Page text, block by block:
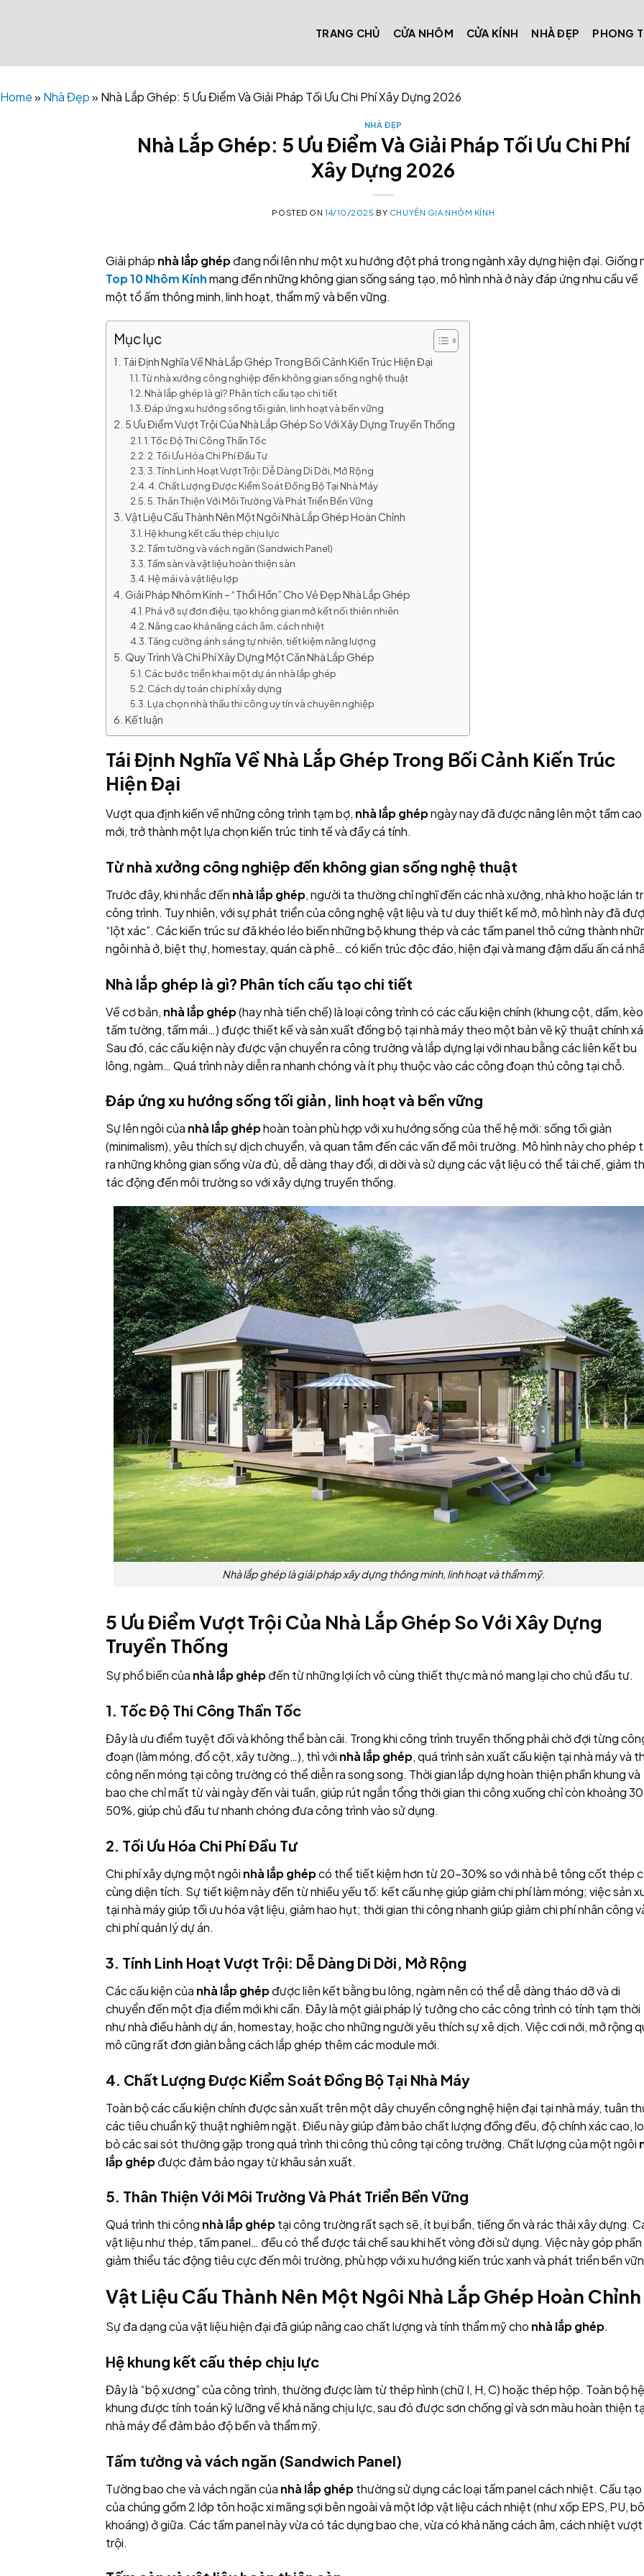
TRANG CHỦ CỬA NHÔM CỬA KÍNH NHÀ ĐẸP PHONG
Home» Nhà Đẹp» Nhà Lắp Ghép: 5 Ưu Điểm Và Giải Pháp Tối Ưu Chi Phí Xây Dựng 2026
NHÀ ĐẸP
Nhà Lắp Ghép: 5 Ưu Điểm Và Giải Pháp Tối Ưu Chi Phí
Xây Dựng 2026
POSTED ON14/10/2025 BY CHUYÊN GIA NHÔM KÍNH
Giải pháp nhà lắp ghépđang nổi lên như một xu hướng đột phá trong ngành xây dựng hiện đại. Giống
Top 10 Nhôm Kínhmang đến những không gian sống sáng tạo, mô hình nhà ở này đáp ứng nhu cầu về
một tổ ấm thông minh, linh hoạt, thẩm mỹ và bền vững.
Mục lục
Tái Định Nghĩa Về Nhà Lắp Ghép Trong Bối Cảnh Kiến Trúc Hiện Đại
Từ nhà xưởng công nghiệp đến không gian sống nghệ thuật
Nhà lắp ghép là gì? Phân tích cấu tạo chi tiết
Đáp ứng xu hướng sống tối giản, linh hoạt và bền vững
5 Ưu Điểm Vượt Trội Của Nhà Lắp Ghép So Với Xây Dựng Truyền Thống
1. Tốc Độ Thi Công Thần Tốc
2. Tối Ưu Hóa Chi Phí Đầu Tư
3. Tính Linh Hoạt Vượt Trội: Dễ Dàng Di Dời, Mở Rộng
4. Chất Lượng Được Kiểm Soát Đồng Bộ Tại Nhà Máy
5. Thân Thiện Với Môi Trường Và Phát Triển Bền Vững
Vật Liệu Cấu Thành Nên Một Ngôi Nhà Lắp Ghép Hoàn Chỉnh
Hệ khung kết cấu thép chịu lực
Tấm tường và vách ngăn (Sandwich Panel)
Tấm sàn và vật liệu hoàn thiện sàn
Hệ mái và vật liệu lợp
Giải Pháp Nhôm Kính – “Thổi Hồn” Cho Vẻ Đẹp Nhà Lắp Ghép
Phá vỡ sự đơn điệu, tạo không gian mở kết nối thiên nhiên
Nâng cao khả năng cách âm, cách nhiệt
Tăng cường ánh sáng tự nhiên, tiết kiệm năng lượng
Quy Trình Và Chi Phí Xây Dựng Một Căn Nhà Lắp Ghép
Các bước triển khai một dự án nhà lắp ghép
Cách dự toán chi phí xây dựng
Lựa chọn nhà thầu thi công uy tín và chuyên nghiệp
Kết luận
Tái Định Nghĩa Về Nhà Lắp Ghép Trong Bối Cảnh Kiến Trúc
Hiện Đại
Vượt qua định kiến về những công trình tạm bợ, nhà lắp ghépngày nay đã được nâng lên một tầm cao
mới, trở thành một lựa chọn kiến trúc tinh tế và đầy cá tính.
Từ nhà xưởng công nghiệp đến không gian sống nghệ thuật
Trước đây, khi nhắc đến nhà lắp ghép, người ta thường chỉ nghĩ đến các nhà xưởng, nhà kho hoặc lán
công trình. Tuy nhiên, với sự phát triển của công nghệ vật liệu và tư duy thiết kế mở, mô hình này đã
“lột xác”. Các kiến trúc sư đã khéo léo biến những bộ khung thép và các tấm panel thô cứng thành
ngôi nhà ở, biệt thự, homestay, quán cà phê… có kiến trúc độc đáo, hiện đại và mang đậm dấu ấn cá
Nhà lắp ghép là gì? Phân tích cấu tạo chi tiết
Về cơ bản, nhà lắp ghép(hay nhà tiền chế) là loại công trình có các cấu kiện chính (khung cột, dầm,
tấm tường, tấm mái…) được thiết kế và sản xuất đồng bộ tại nhà máy theo một bản vẽ kỹ thuật chính
Sau đó, các cấu kiện này được vận chuyển ra công trường và lắp dựng lại với nhau bằng các liên kết bu
lông, ngàm… Quá trình này diễn ra nhanh chóng và ít phụ thuộc vào các công đoạn thủ công tại chỗ.
Đáp ứng xu hướng sống tối giản, linh hoạt và bền vững
Sự lên ngôi của nhà lắp ghéphoàn toàn phù hợp với xu hướng sống của thế hệ mới: sống tối giản
(minimalism), yêu thích sự dịch chuyển, và quan tâm đến các vấn đề môi trường. Mô hình này cho phép
ra những không gian sống vừa đủ, dễ dàng thay đổi, di dời và sử dụng các vật liệu có thể tái chế, giảm
tác động đến môi trường so với xây dựng truyền thống.
Nhà lắp ghép là giải pháp xây dựng thông minh, linh hoạt và thẩm mỹ.
5 Ưu Điểm Vượt Trội Của Nhà Lắp Ghép So Với Xây Dựng
Truyền Thống
Sự phổ biến của nhà lắp ghépđến từ những lợi ích vô cùng thiết thực mà nó mang lại cho chủ đầu tư.
1. Tốc Độ Thi Công Thần Tốc
Đây là ưu điểm tuyệt đối và không thể bàn cãi. Trong khi công trình truyền thống phải chờ đợi từng
đoạn (làm móng, đổ cột, xây tường…), thì với nhà lắp ghép, quá trình sản xuất cấu kiện tại nhà máy và
công nền móng tại công trường có thể diễn ra song song. Thời gian lắp dựng hoàn thiện phần khung và
bao che chỉ mất từ vài ngày đến vài tuần, giúp rút ngắn tổng thời gian thi công xuống chỉ còn khoảng
50%, giúp chủ đầu tư nhanh chóng đưa công trình vào sử dụng.
2. Tối Ưu Hóa Chi Phí Đầu Tư
Chi phí xây dựng một ngôi nhà lắp ghépcó thể tiết kiệm hơn từ 20-30% so với nhà bê tông cốt thép
cùng diện tích. Sự tiết kiệm này đến từ nhiều yếu tố: kết cấu nhẹ giúp giảm chi phí làm móng; việc sản
tại nhà máy giúp tối ưu hóa vật liệu, giảm hao hụt; thời gian thi công nhanh giúp giảm chi phí nhân công
chi phí quản lý dự án.
3. Tính Linh Hoạt Vượt Trội: Dễ Dàng Di Dời, Mở Rộng
Các cấu kiện của nhà lắp ghépđược liên kết bằng bu lông, ngàm nên có thể dễ dàng tháo dỡ và di
chuyển đến một địa điểm mới khi cần. Đây là một giải pháp lý tưởng cho các công trình có tính tạm thời
như nhà điều hành dự án, homestay, hoặc cho những người yêu thích sự xê dịch. Việc cơi nới, mở rộng
mô cũng rất đơn giản bằng cách lắp ghép thêm các module mới.
4. Chất Lượng Được Kiểm Soát Đồng Bộ Tại Nhà Máy
Toàn bộ các cấu kiện chính được sản xuất trên một dây chuyền công nghệ hiện đại tại nhà máy, tuân
các tiêu chuẩn kỹ thuật nghiêm ngặt. Điều này giúp đảm bảo chất lượng đồng đều, độ chính xác cao,
bỏ các sai sót thường gặp trong quá trình thi công thủ công tại công trường. Chất lượng của một ngôi
lắp ghépđược đảm bảo ngay từ khâu sản xuất.
5. Thân Thiện Với Môi Trường Và Phát Triển Bền Vững
Quá trình thi công nhà lắp ghéptại công trường rất sạch sẽ, ít bụi bẩn, tiếng ồn và rác thải xây dựng.
vật liệu như thép, tấm panel… đều có thể được tái chế sau khi hết vòng đời sử dụng. Việc này góp phần
giảm thiểu tác động tiêu cực đến môi trường, phù hợp với xu hướng kiến trúc xanh và phát triển bền
Vật Liệu Cấu Thành Nên Một Ngôi Nhà Lắp Ghép Hoàn Chỉnh
Sự đa dạng của vật liệu hiện đại đã giúp nâng cao chất lượng và tính thẩm mỹ cho nhà lắp ghép.
Hệ khung kết cấu thép chịu lực
Đây là “bộ xương” của công trình, thường được làm từ thép hình (chữ I, H, C) hoặc thép hộp. Toàn bộ hệ
khung được tính toán kỹ lưỡng về khả năng chịu lực, sau đó được sơn chống gỉ và sơn màu hoàn thiện
nhà máy để đảm bảo độ bền và thẩm mỹ.
Tấm tường và vách ngăn (Sandwich Panel)
Tường bao che và vách ngăn của nhà lắp ghépthường sử dụng các loại tấm panel cách nhiệt. Cấu tạo
của chúng gồm 2 lớp tôn hoặc xi măng sợi bên ngoài và một lớp vật liệu cách nhiệt (như xốp EPS, PU,
khoáng) ở giữa. Các tấm panel này vừa có tác dụng bao che, vừa có khả năng cách âm, cách nhiệt vượt
trội.